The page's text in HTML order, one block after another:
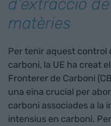
d'extracció
matèries
Per tenir aquest control
carboni, la UE ha creat
Fronterer de Carboni
una eina crucial per
carboni associades a la
intensius en carboni.